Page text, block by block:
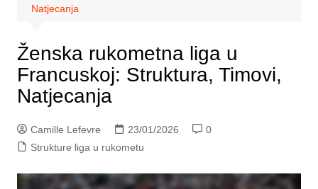
Natjecanja
Ženska rukometna liga u
Francuskoj: Struktura, Timovi,
Natjecanja
Camille Lefevre 23/01/2026
0
Strukture liga u rukometu